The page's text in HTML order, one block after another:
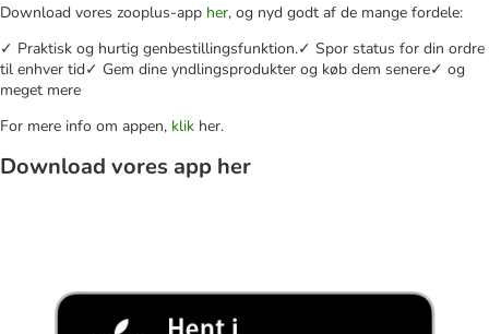
Download vores zooplus-app her, og nyd godt af de mange fordele:
✓ Praktisk og hurtig genbestillingsfunktion.✓ Spor status for din ordre
til enhver tid✓ Gem dine yndlingsprodukter og køb dem senere✓ og
meget mere
For mere info om appen, klik her.
Download vores app her